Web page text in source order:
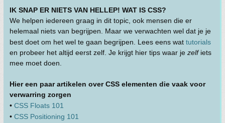
IK SNAP ER NIETS VAN HELLEP! WAT IS CSS?
We helpen iedereen graag in dit topic, ook mensen die er
helemaal niets van begrijpen. Maar we verwachten wel dat je je
best doet om het wel te gaan begrijpen. Lees eens wat tutorials
en probeer het altijd eerst zelf. Je krijgt hier tips waar je zelfiets
mee moet doen.
Hier een paar artikelen over CSS elementen die vaak voor
verwarring zorgen
• CSS Floats 101
• CSS Positioning 101